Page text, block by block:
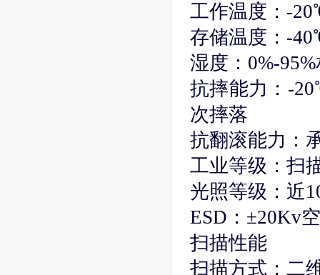
工作温度：-
存储温度：-
湿度：0%-
抗摔能力：-
次摔落
抗翻滚能力：
工业等级：扫
光照等级：近
ESD：±20Kv
扫描性能
扫描方式：二